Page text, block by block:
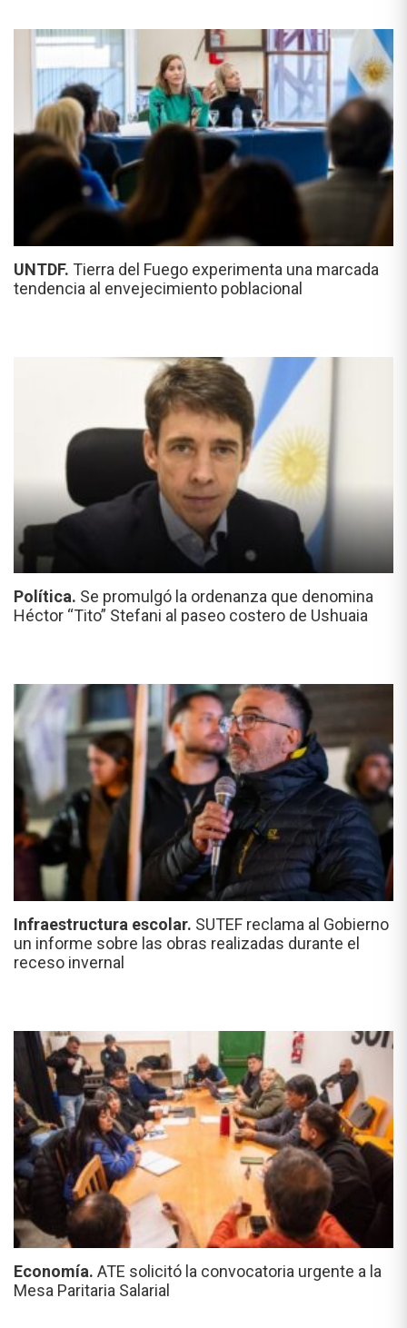
UNTDF. Tierra del Fuego experimenta una marcada
tendencia al envejecimiento poblacional
Política. Se promulgó la ordenanza que denomina
Héctor “Tito” Stefani al paseo costero de Ushuaia
Infraestructura escolar. SUTEF reclama al Gobierno
un informe sobre las obras realizadas durante el
receso invernal
Economía. ATE solicitó la convocatoria urgente a la
Mesa Paritaria Salarial